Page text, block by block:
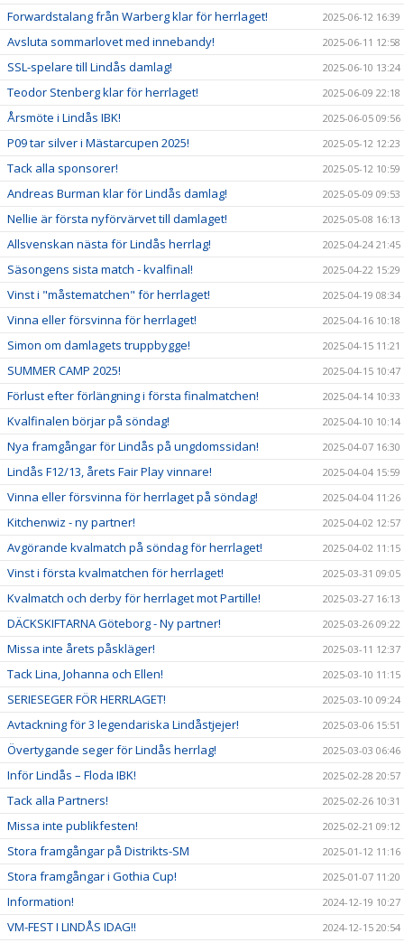
Forwardstalang från Warberg klar för herrlaget! 2025-06-12 16:39
Avsluta sommarlovet med innebandy! 2025-06-11 12:58
SSL-spelare till Lindås damlag! 2025-06-10 13:24
Teodor Stenberg klar för herrlaget! 2025-06-09 22:18
Årsmöte i Lindås IBK! 2025-06-05 09:56
P09 tar silver i Mästarcupen 2025! 2025-05-12 12:23
Tack alla sponsorer! 2025-05-12 10:59
Andreas Burman klar för Lindås damlag! 2025-05-09 09:53
Nellie är första nyförvärvet till damlaget! 2025-05-08 16:13
Allsvenskan nästa för Lindås herrlag! 2025-04-24 21:45
Säsongens sista match - kvalfinal! 2025-04-22 15:29
Vinst i "måstematchen" för herrlaget! 2025-04-19 08:34
Vinna eller försvinna för herrlaget! 2025-04-16 10:18
Simon om damlagets truppbygge! 2025-04-15 11:21
SUMMER CAMP 2025! 2025-04-15 10:47
Förlust efter förlängning i första finalmatchen! 2025-04-14 10:33
Kvalfinalen börjar på söndag! 2025-04-10 10:14
Nya framgångar för Lindås på ungdomssidan! 2025-04-07 16:30
Lindås F12/13, årets Fair Play vinnare! 2025-04-04 15:59
Vinna eller försvinna för herrlaget på söndag! 2025-04-04 11:26
Kitchenwiz - ny partner! 2025-04-02 12:57
Avgörande kvalmatch på söndag för herrlaget! 2025-04-02 11:15
Vinst i första kvalmatchen för herrlaget! 2025-03-31 09:05
Kvalmatch och derby för herrlaget mot Partille! 2025-03-27 16:13
DÄCKSKIFTARNA Göteborg - Ny partner! 2025-03-26 09:22
Missa inte årets påskläger! 2025-03-11 12:37
Tack Lina, Johanna och Ellen! 2025-03-10 11:15
SERIESEGER FÖR HERRLAGET! 2025-03-10 09:24
Avtackning för 3 legendariska Lindåstjejer! 2025-03-06 15:51
Övertygande seger för Lindås herrlag! 2025-03-03 06:46
Inför Lindås – Floda IBK! 2025-02-28 20:57
Tack alla Partners! 2025-02-26 10:31
Missa inte publikfesten! 2025-02-21 09:12
Stora framgångar på Distrikts-SM 2025-01-12 11:16
Stora framgångar i Gothia Cup! 2025-01-07 11:20
Information! 2024-12-19 10:27
VM-FEST I LINDÅS IDAG!! 2024-12-15 20:54